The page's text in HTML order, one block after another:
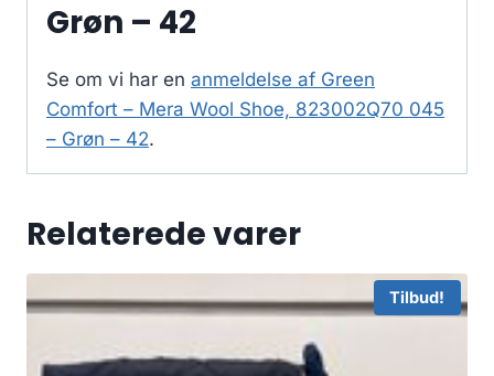
Grøn – 42
Se om vi har en anmeldelse af Green
Comfort – Mera Wool Shoe, 823002Q70 045
– Grøn – 42.
Relaterede varer
Tilbud!